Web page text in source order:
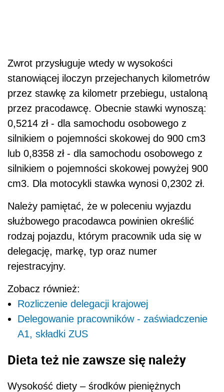
Zwrot przysługuje wtedy w wysokości
stanowiącej iloczyn przejechanych kilometrów
przez stawkę za kilometr przebiegu, ustaloną
przez pracodawcę. Obecnie stawki wynoszą:
0,5214 zł - dla samochodu osobowego z
silnikiem o pojemności skokowej do 900 cm3
lub 0,8358 zł - dla samochodu osobowego z
silnikiem o pojemności skokowej powyżej 900
cm3. Dla motocykli stawka wynosi 0,2302 zł.
Należy pamiętać, że w poleceniu wyjazdu
służbowego pracodawca powinien określić
rodzaj pojazdu, którym pracownik uda się w
delegację, markę, typ oraz numer
rejestracyjny.
Zobacz również:
Rozliczenie delegacji krajowej
Delegowanie pracowników - zaświadczenie
A1, składki ZUS
Dieta też nie zawsze się należy
Wysokość diety – środków pieniężnych